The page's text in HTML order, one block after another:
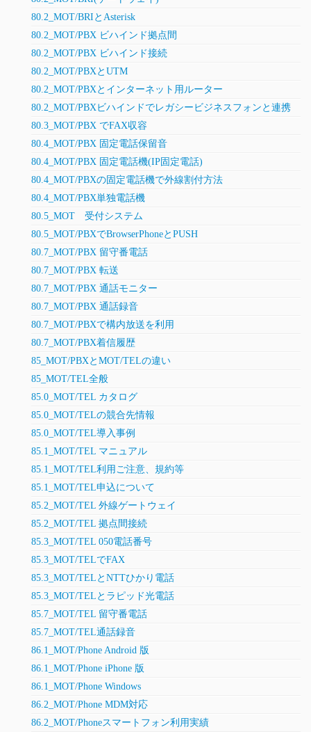
80.2_MOT/BRIとAsterisk
80.2_MOT/PBX ビハインド拠点間
80.2_MOT/PBX ビハインド接続
80.2_MOT/PBXとUTM
80.2_MOT/PBXとインターネット用ルーター
80.2_MOT/PBXビハインドでレガシービジネスフォンと連携
80.3_MOT/PBX でFAX収容
80.4_MOT/PBX 固定電話保留音
80.4_MOT/PBX 固定電話機(IP固定電話)
80.4_MOT/PBXの固定電話機で外線割付方法
80.4_MOT/PBX単独電話機
80.5_MOT 受付システム
80.5_MOT/PBXでBrowserPhoneとPUSH
80.7_MOT/PBX 留守番電話
80.7_MOT/PBX 転送
80.7_MOT/PBX 通話モニター
80.7_MOT/PBX 通話録音
80.7_MOT/PBXで構内放送を利用
80.7_MOT/PBX着信履歴
85_MOT/PBXとMOT/TELの違い
85_MOT/TEL全般
85.0_MOT/TEL カタログ
85.0_MOT/TELの競合先情報
85.0_MOT/TEL導入事例
85.1_MOT/TEL マニュアル
85.1_MOT/TEL利用ご注意、規約等
85.1_MOT/TEL申込について
85.2_MOT/TEL 外線ゲートウェイ
85.2_MOT/TEL 拠点間接続
85.3_MOT/TEL 050電話番号
85.3_MOT/TELでFAX
85.3_MOT/TELとNTTひかり電話
85.3_MOT/TELとラピッド光電話
85.7_MOT/TEL 留守番電話
85.7_MOT/TEL通話録音
86.1_MOT/Phone Android 版
86.1_MOT/Phone iPhone 版
86.1_MOT/Phone Windows
86.2_MOT/Phone MDM対応
86.2_MOT/Phoneスマートフォン利用実績